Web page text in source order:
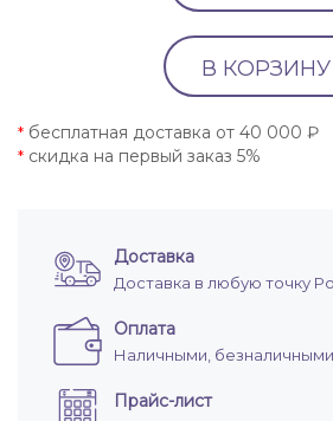
В КОРЗИНУ
* бесплатная доставка от 40 000 ₽
* скидка на первый заказ 5%
Доставка
Доставка в любую точку
Оплата
Наличными,
Прайс-лист